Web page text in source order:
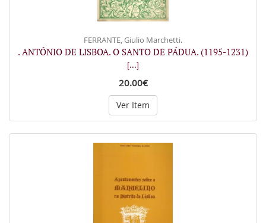
FERRANTE, Giulio Marchetti.
. ANTÓNIO DE LISBOA. O SANTO DE PÁDUA. (1195-1231)
[...]
20.00€
Ver Item